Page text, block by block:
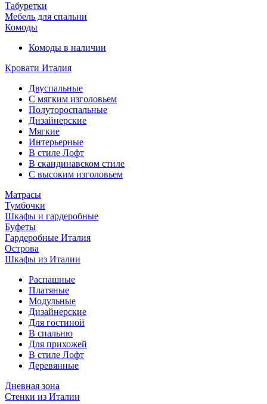
Табуретки
Мебель для спальни
Комоды
Комоды в наличии
Кровати Италия
Двуспальные
С мягким изголовьем
Полутороспальные
Дизайнерские
Мягкие
Интерьерные
В стиле Лофт
В скандинавском стиле
С высоким изголовьем
Матрасы
Тумбочки
Шкафы и гардеробные
Буфеты
Гардеробные Италия
Острова
Шкафы из Италии
Распашные
Платяные
Модульные
Дизайнерские
Для гостиной
В спальню
Для прихожей
В стиле Лофт
Деревянные
Дневная зона
Стенки из Италии